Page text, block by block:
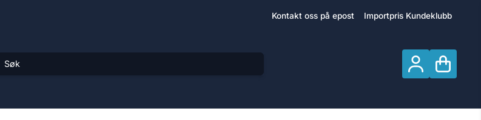
Kontakt oss på epost Importpris Kundeklubb